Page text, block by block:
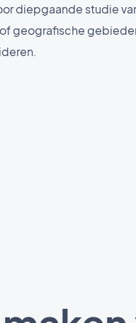
diepgaande studie
geografische